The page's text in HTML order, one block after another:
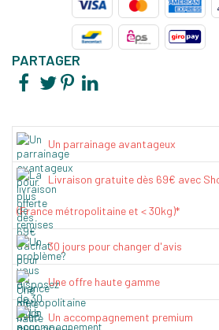
PARTAGER
Un parrainage avantageux
Livraison gratuite dès 69€ avec
(France métropolitaine et < 30kg)*
30 jours pour changer d'avis
Une offre haute gamme
Un accompagnement premium